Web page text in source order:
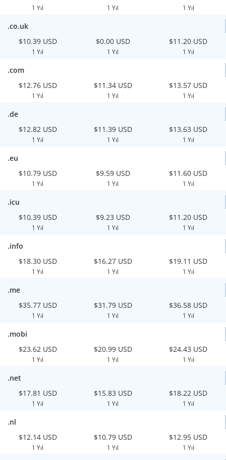
1 Yıl 1 Yıl 1 Yıl
.co.uk
$10.39 USD
1 Yıl
$0.00 USD
1 Yıl
$11.20 USD
1 Yıl
.com
$12.76 USD
1 Yıl
$11.34 USD
1 Yıl
$13.57 USD
1 Yıl
.de
$12.82 USD
1 Yıl
$11.39 USD
1 Yıl
$13.63 USD
1 Yıl
.eu
$10.79 USD
1 Yıl
$9.59 USD
1 Yıl
$11.60 USD
1 Yıl
.icu
$10.39 USD
1 Yıl
$9.23 USD
1 Yıl
$11.20 USD
1 Yıl
.info
$18.30 USD
1 Yıl
$16.27 USD
1 Yıl
$19.11 USD
1 Yıl
.me
$35.77 USD
1 Yıl
$31.79 USD
1 Yıl
$36.58 USD
1 Yıl
.mobi
$23.62 USD
1 Yıl
$20.99 USD
1 Yıl
$24.43 USD
1 Yıl
.net
$17.81 USD
1 Yıl
$15.83 USD
1 Yıl
$18.22 USD
1 Yıl
.nl
$12.14 USD
1 Yıl
$10.79 USD
1 Yıl
$12.95 USD
1 Yıl